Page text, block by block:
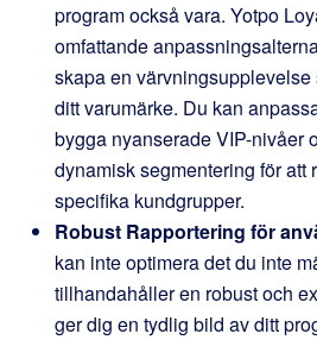
program också vara. Yotpo
omfattande
skapa en värvningsupplevelse
ditt varumärke. Du kan
bygga nyanserade VIP-nivåer
dynamisk segmentering för att
specifika kundgrupper.
Robust Rapportering för
kan inte optimera det du inte
tillhandahåller en robust och
ger dig en tydlig bild av ditt